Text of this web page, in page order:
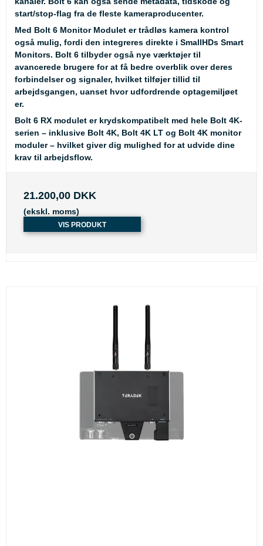
start/stop-flag fra de fleste kameraproducenter.
Med Bolt 6 Monitor Modulet er trådløs kamera kontrol
også mulig, fordi den integreres direkte i SmallHDs Smart
Monitors. Bolt 6 tilbyder også nye værktøjer til
avancerede brugere for at få bedre overblik over deres
forbindelser og signaler, hvilket tilføjer tillid til
arbejdsgangen, uanset hvor udfordrende optagemiljøet
er.
Bolt 6 RX modulet er krydskompatibelt med hele Bolt 4K-
serien – inklusive Bolt 4K, Bolt 4K LT og Bolt 4K monitor
moduler – hvilket giver dig mulighed for at udvide dine
krav til arbejdsflow.
21.200,00 DKK
(ekskl. moms)
VIS PRODUKT